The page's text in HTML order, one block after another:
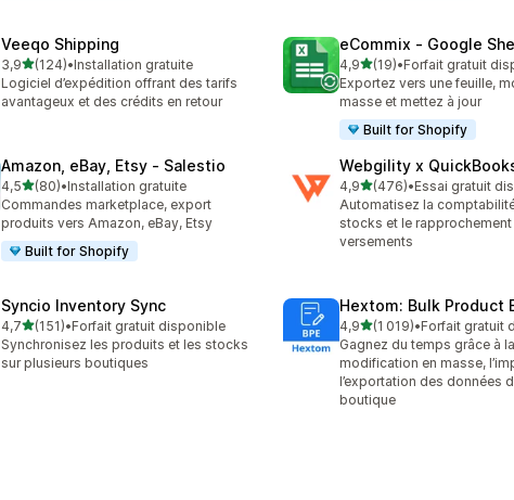
Veeqo Shipping
3,9étoile(s) sur 5
(124)
124 avis au total
•Installation gratuite
Logiciel d’expédition offrant des tarifs
avantageux et des crédits en retour
eCommix ‑ Google
4,9étoile(s) sur 5
(19)
19 avis au total
•Forfait gratuit
Exportez vers une feuille,
masse et mettez à jour
Built for Shopify
Amazon, eBay, Etsy ‑ Salestio
4,5étoile(s) sur 5
(80)
80 avis au total
•Installation gratuite
Commandes marketplace, export
produits vers Amazon, eBay, Etsy
Built for Shopify
Webgility x
4,9étoile(s) sur 5
(476)
476 avis au total
•Essai gratuit
Automatisez la
stocks et le rapprochement
versements
Syncio Inventory Sync
4,7étoile(s) sur 5
(151)
151 avis au total
•Forfait gratuit disponible
Synchronisez les produits et les stocks
sur plusieurs boutiques
Hextom: Bulk Product
4,9étoile(s) sur 5
(1 019)
1019 avis au total
•Forfait gratuit
Gagnez du temps grâce à la
modification en masse,
l’exportation des données
boutique